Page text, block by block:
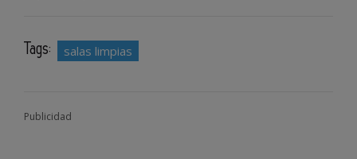
Tags: salas limpias
Publicidad